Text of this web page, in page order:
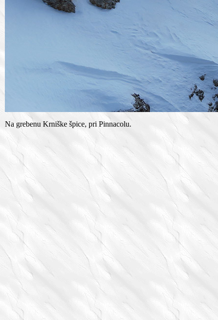
Na grebenu Krniške špice, pri Pinnacolu.